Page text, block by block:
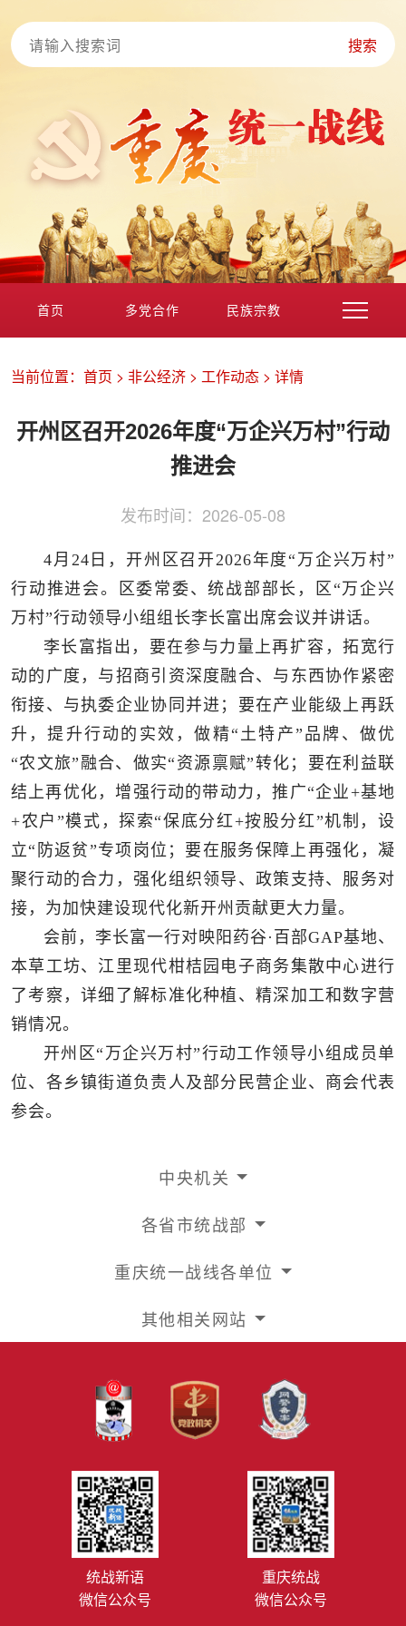
搜索
首页 多党合作 民族宗教
侨务工作 区县动态 统战历史文化
当前位置： 首页 > 非公经济 > 工作动态 > 详情
开州区召开2026年度“万企兴万村”行动
推进会
发布时间： 2026-05-08
4月24日，开州区召开2026年度“万企兴万村”
行动推进会。区委常委、统战部部长，区“万企兴
万村”行动领导小组组长李长富出席会议并讲话。
李长富指出，要在参与力量上再扩容，拓宽行
动的广度，与招商引资深度融合、与东西协作紧密
衔接、与执委企业协同并进；要在产业能级上再跃
升，提升行动的实效，做精“土特产”品牌、做优
“农文旅”融合、做实“资源禀赋”转化；要在利益联
结上再优化，增强行动的带动力，推广“企业+基地
+农户”模式，探索“保底分红+按股分红”机制，设
立“防返贫”专项岗位；要在服务保障上再强化，凝
聚行动的合力，强化组织领导、政策支持、服务对
接，为加快建设现代化新开州贡献更大力量。
会前，李长富一行对映阳药谷·百部GAP基地、
本草工坊、江里现代柑桔园电子商务集散中心进行
了考察，详细了解标准化种植、精深加工和数字营
销情况。
开州区“万企兴万村”行动工作领导小组成员单
位、各乡镇街道负责人及部分民营企业、商会代表
参会。
中央机关
各省市统战部
重庆统一战线各单位
其他相关网站
统战新语
微信公众号
重庆统战
微信公众号